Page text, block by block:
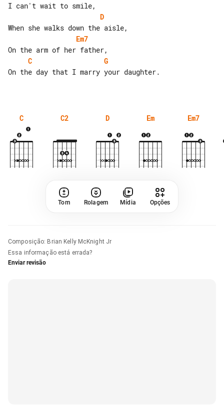
D
Em7
C
G
On the day that I marry your daughter.
C C2 D Em Em7
Tom Rolagem Mídia Opções
Composição: Brian Kelly McKnight Jr
Essa informação está errada?
Enviar revisão